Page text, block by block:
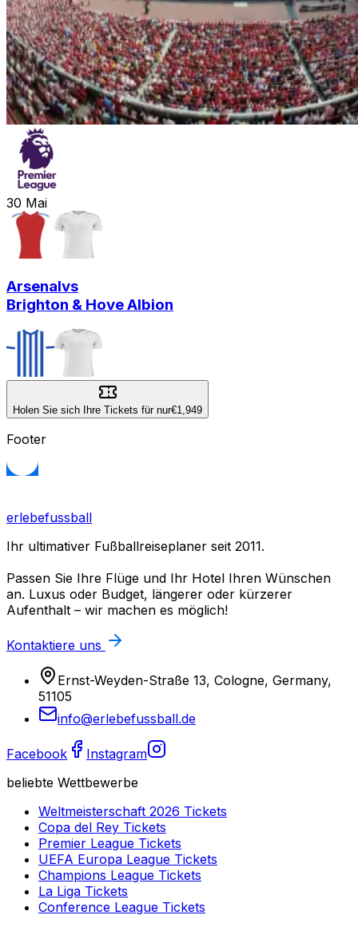
30 Mai
Arsenalvs
Brighton & Hove Albion
Holen Sie sich Ihre Tickets für nur€1,949
Footer
erlebefussball
Ihr ultimativer Fußballreiseplaner seit 2011.
Passen Sie Ihre Flüge und Ihr Hotel Ihren Wünschen
an. Luxus oder Budget, längerer oder kürzerer
Aufenthalt – wir machen es möglich!
Kontaktiere uns
Ernst-Weyden-Straße 13, Cologne, Germany,
51105
info@erlebefussball.de
Facebook
Instagram
beliebte Wettbewerbe
Weltmeisterschaft 2026 Tickets
Copa del Rey Tickets
Premier League Tickets
UEFA Europa League Tickets
Champions League Tickets
La Liga Tickets
Conference League Tickets